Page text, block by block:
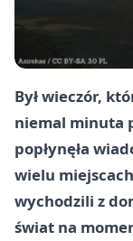
Był wieczór,
niemal minuta
popłynęła
wielu
wychodzili z
świat na